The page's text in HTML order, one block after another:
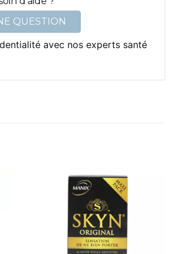
QUESTION
avec nos experts santé